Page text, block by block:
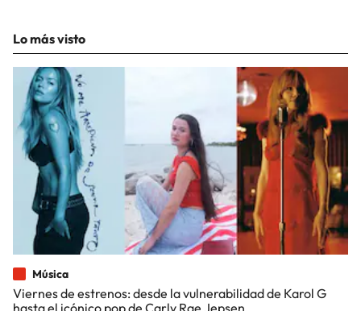
Lo más visto
Música
Viernes de estrenos: desde la vulnerabilidad de Karol G
hasta el icónico pop de Carly Rae Jepsen